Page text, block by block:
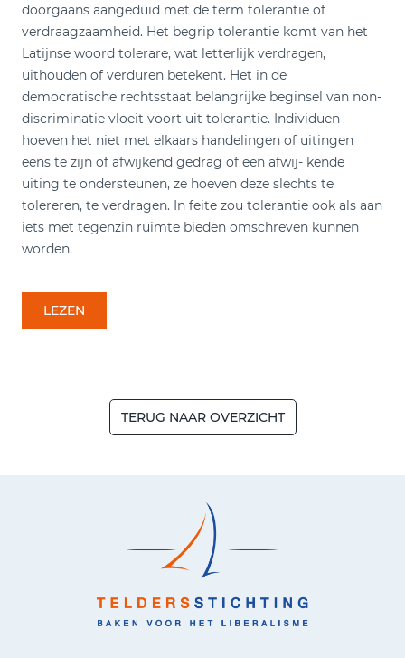
doorgaans aangeduid met de term tolerantie of
verdraagzaamheid. Het begrip tolerantie komt van het
Latijnse woord tolerare, wat letterlijk verdragen,
uithouden of verduren betekent. Het in de
democratische rechtsstaat belangrijke beginsel van non-
discriminatie vloeit voort uit tolerantie. Individuen
hoeven het niet met elkaars handelingen of uitingen
eens te zijn of afwijkend gedrag of een afwij- kende
uiting te ondersteunen, ze hoeven deze slechts te
tolereren, te verdragen. In feite zou tolerantie ook als aan
iets met tegenzin ruimte bieden omschreven kunnen
worden.
LEZEN
TERUG NAAR OVERZICHT